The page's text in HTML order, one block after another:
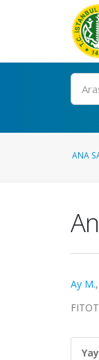
Ara
ANA
Ay M.,